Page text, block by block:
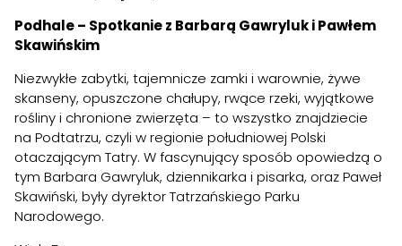
Podhale – Spotkanie z Barbarą Gawryluk i Pawłem
Skawińskim
Niezwykłe zabytki, tajemnicze zamki i warownie, żywe
skanseny, opuszczone chałupy, rwące rzeki, wyjątkowe
rośliny i chronione zwierzęta – to wszystko znajdziecie
na Podtatrzu, czyli w regionie południowej Polski
otaczającym Tatry. W fascynujący sposób opowiedzą o
tym Barbara Gawryluk, dziennikarka i pisarka, oraz Paweł
Skawiński, były dyrektor Tatrzańskiego Parku
Narodowego.